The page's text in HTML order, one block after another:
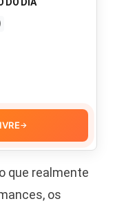
→
que realmente
os